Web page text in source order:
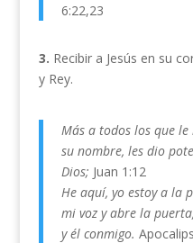
6:22,23
3. Recibir a Jesús en su
y Rey.
Más a todos los que
su nombre, les dio
Dios; Juan 1:12
He aquí, yo estoy a la
mi voz y abre la
y él conmigo.